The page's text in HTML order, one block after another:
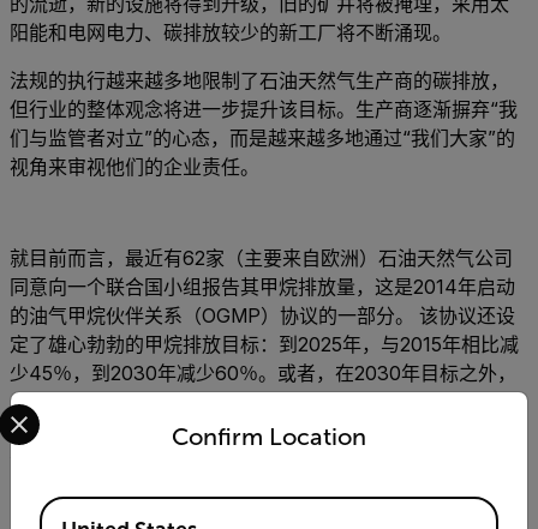
阳能和电网电力、碳排放较少的新工厂将不断涌现。
法规的执行越来越多地限制了石油天然气生产商的碳排放，
但行业的整体观念将进一步提升该目标。生产商逐渐摒弃“我
们与监管者对立”的心态，而是越来越多地通过“我们大家”的
视角来审视他们的企业责任。
就目前而言，最近有62家（主要来自欧洲）石油天然气公司
同意向一个联合国小组报告其甲烷排放量，这是2014年启动
的油气甲烷伙伴关系（OGMP）协议的一部分。 该协议还设
定了雄心勃勃的甲烷排放目标：到2025年，与2015年相比减
少45％，到2030年减少60％。或者，在2030年目标之外，
公司可以在上游生产期间争取达到接近零的排放强度。
关于未来理想能源的辩论可以继续下去，但是现在生产商可
的有效工具。石油天然气公司借此可以获得更清洁的空气、
Confirm Location
Select your preferred country and language from the
Available Locations